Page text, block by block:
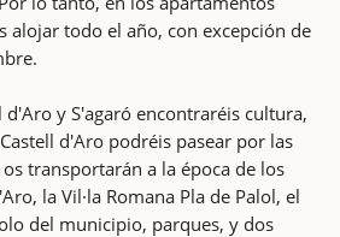
alojar todo el año, con excepción de
d'Aro y S'agaró encontraréis cultura,
d'Aro podréis pasear por las
transportarán a la época de los
la Vil·la Romana Pla de Palol, el
del municipio, parques, y dos